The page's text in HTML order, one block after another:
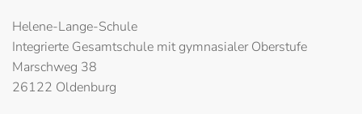
Helene-Lange-Schule
Integrierte Gesamtschule mit gymnasialer Oberstufe
Marschweg 38
26122 Oldenburg